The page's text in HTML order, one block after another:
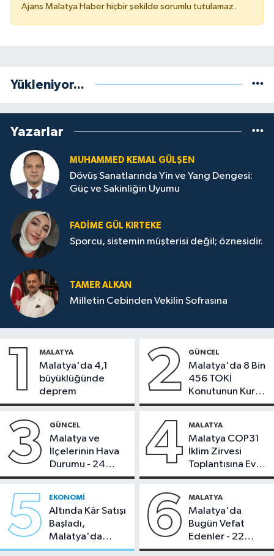
Ajans Malatya Haber hiçbir şekilde sorumlu tutulamaz.
Yükleniyor...
Yazarlar
MUHAMMED KEMAL GÜLŞEN
Dövüş Sanatlarında Yin ve Yang Dengesi:
Güç ve Sakinliğin Uyumu
FADIME GÜL KIRTEKE
Sporcu, sistemin müşterisi değil; öznesidir.
TAMER ALKAN
Milletin Cebinden Vekilin Sofrasına
1 MALATYA
Malatya'da 4,1
büyüklüğünde
deprem
2 GÜNCEL
Malatya'da 8 Bin
456 TOKİ
Konutunun Kurası
Bugün Çekiliyor
3 GÜNCEL
Malatya ve
İlçelerinin Hava
Durumu - 24
Temmuz 2026
4 MALATYA
Malatya COP31
İklim Zirvesi
Toplantısına Ev
Sahipliği Yaptı
5 EKONOMI
Altında Kâr Satışı
Başladı,
Malatya'da
Makas Ne
6 MALATYA
Malatya'da
Bugün Vefat
Edenler - 22
Temmuz 2026